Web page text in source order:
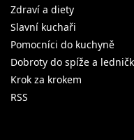
Zdraví a diety
Slavní kuchaři
Pomocníci do kuchyně
Dobroty do spíže a
Krok za krokem
RSS